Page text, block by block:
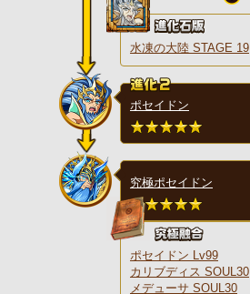
水凍の大陸 STAGE 19
ポセイドン
究極ポセイドン
ポセイドン Lv99
カリブディス SOUL30
メデューサ SOUL30